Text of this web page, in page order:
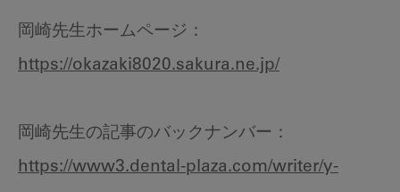
岡崎先生ホームページ：
https://okazaki8020.sakura.ne.jp/
岡崎先生の記事のバックナンバー：
https://www3.dental-plaza.com/writer/y-